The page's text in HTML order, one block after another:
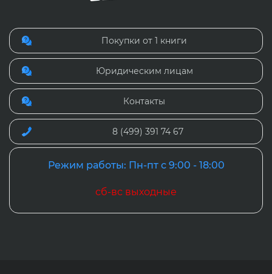
Покупки от 1 книги
Юридическим лицам
Контакты
8 (499) 391 74 67
Режим работы: Пн-пт с 9:00 - 18:00
сб-вс выходные